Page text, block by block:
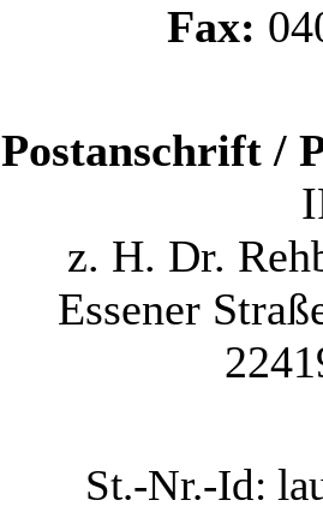
Fax:
Postanschrift /
z. H. Dr.
Essener
St.-Nr.-Id: